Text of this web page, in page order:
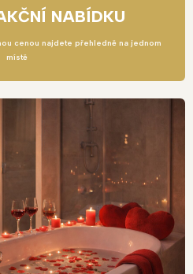
NABÍDKU
cenou najdete přehledně na jednom
místě